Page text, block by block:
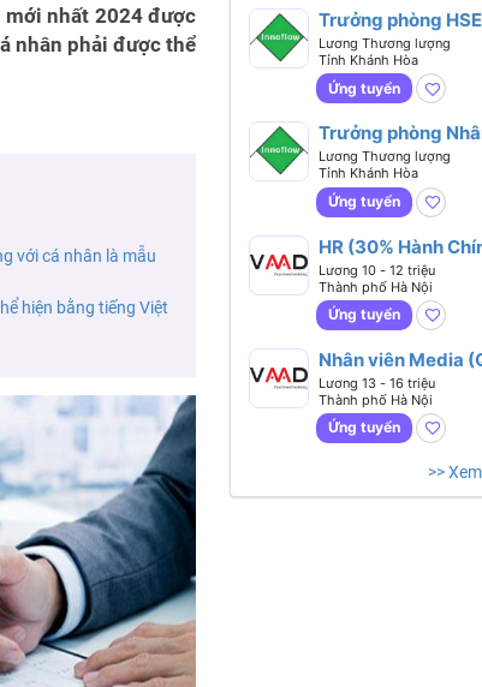
mới nhất 2024 được
nhân phải được thể
với cá nhân là mẫu
hiện bằng tiếng Việt
Trưởng phòng HSE
Lương Thương lượng
Tỉnh Khánh Hòa
Ứng tuyển
Trưởng phòng
Lương Thương lượng
Tỉnh Khánh Hòa
Ứng tuyển
HR (30% Hành
70% Tuyển Dụng)
Lương 10 - 12 triệu
Thành phố Hà Nội
Ứng tuyển
Nhân viên Media
- Dựng)
Lương 13 - 16 triệu
Thành phố Hà Nội
Ứng tuyển
>>